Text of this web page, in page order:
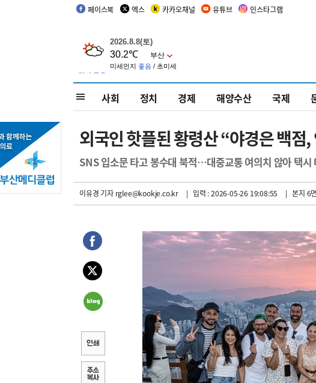
페이스북 엑스 카카오채널 유튜브 인스타그램
사회 정치 경제 해양수산 국제
외국인 핫플된 황령산 “야경은 백점
SNS 입소문 타고 봉수대 북적…대중교통 여의치 않아 택시
이유경 기자rglee@kookje.co.kr | 입력 : 2026-05-26 19:08:55 | 본지 6면